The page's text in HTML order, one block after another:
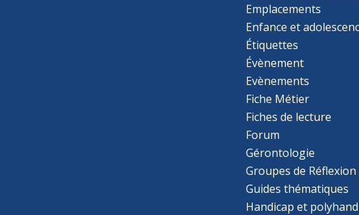
: carole.schoettel@netcourrier.com
Emplacements
Enfance et
Étiquettes
Évènement
Evènements
Fiche Métier
Fiches de lecture
Forum
Gérontologie
Groupes de Réflexion
Guides thématiques
Handicap et